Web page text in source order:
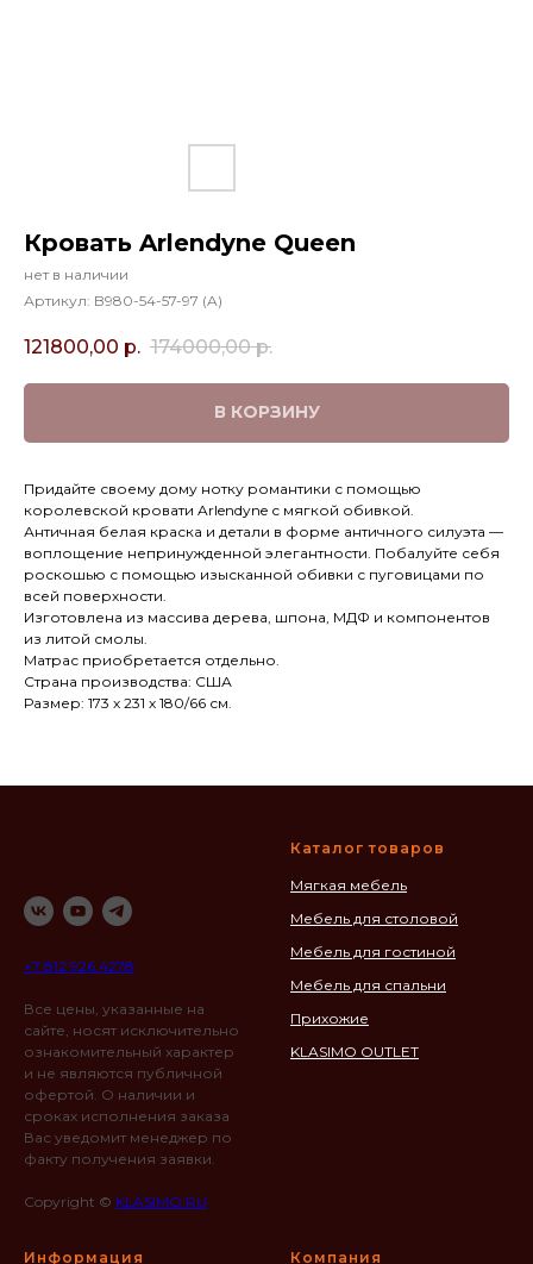
Кровать Arlendyne Queen
нет в наличии
Артикул: B980-54-57-97 (A)
121800,00 р. 174000,00 р.
В КОРЗИНУ
Придайте своему дому нотку романтики с помощью
королевской кровати Arlendyne с мягкой обивкой.
Античная белая краска и детали в форме античного силуэта —
воплощение непринужденной элегантности. Побалуйте себя
роскошью с помощью изысканной обивки с пуговицами по
всей поверхности.
Изготовлена из массива дерева, шпона, МДФ и компонентов
из литой смолы.
Матрас приобретается отдельно.
Страна производства: США
Размер: 173 х 231 х 180/66 см.
+7 812 926 4278
Все цены, указанные на
сайте, носят исключительно
ознакомительный характер
и не являются публичной
офертой. О наличии и
сроках исполнения заказа
Вас уведомит менеджер по
факту получения заявки.
Copyright © KLASIMO.RU
Каталог товаров
Мягкая мебель
Мебель для столовой
Мебель для гостиной
Мебель для спальни
Прихожие
KLASIMO OUTLET
Информация Компания